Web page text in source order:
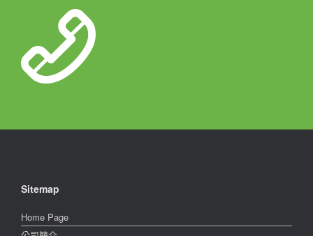
Sitemap
Home Page